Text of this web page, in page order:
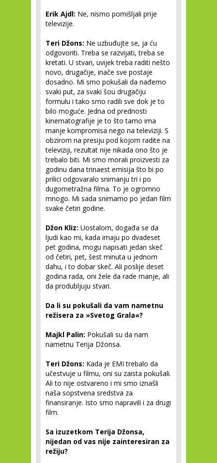
Erik Ajdl: Ne, nismo pomišljali prije
televizije.
Teri Džons: Ne uzbuđujte se, ja ću
odgovoriti. Treba se razvijati, treba se
kretati. U stvari, uvijek treba raditi nešto
novo, drugačije, inače sve postaje
dosadno. Mi smo pokušali da nađemo
svaki put, za svaki šou drugačiju
formulu i tako smo radili sve dok je to
bilo moguće. Jedna od prednosti
kinematografije je to što tamo ima
manje kompromisa nego na televiziji. S
obzirom na presiju pod kojom radite na
televiziji, rezultat nije nikada ono što je
trebalo biti. Mi smo morali proizvesti za
godinu dana trinaest emisija što bi po
prilici odgovaralo snimanju tri i po
dugometražna filma. To je ogromno
mnogo. Mi sada snimamo po jedan film
svake četiri godine.
Džon Kliz: Uostalom, događa se da
ljudi kao mi, kada imaju po dvadeset
pet godina, mogu napisati jedan skeč
od četiri, pet, šest minuta u jednom
dahu, i to dobar skeč. Ali poslije deset
godina rada, oni žele da rade manje, ali
da produbljuju stvari.
Da li su pokušali da vam nametnu
režisera za »Svetog Grala«?
Majkl Palin: Pokušali su da nam
nametnu Terija Džonsa.
Teri Džons: Kada je EMI trebalo da
učestvuje u filmu, oni su zaista pokušali.
Ali to nije ostvareno i mi smo iznašli
naša sopstvena sredstva za
finansiranje. Isto smo napravili i za drugi
film.
Sa izuzetkom Terija Džonsa,
nijedan od vas nije zainteresiran za
režiju?